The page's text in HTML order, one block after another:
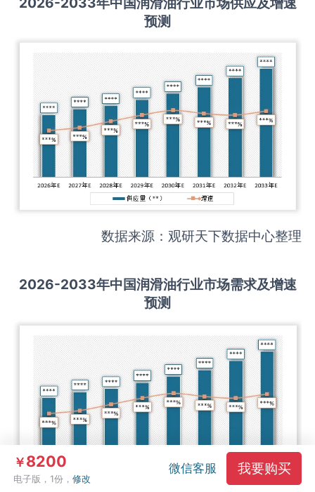
预测
数据来源：观研天下数据中心整理
2026-2033年中国润滑油行业市场需求及增速
预测
￥8200
电子版，1份，修改
微信客服 我要购买